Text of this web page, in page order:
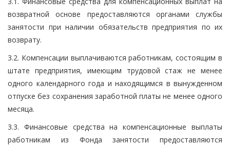
возвратной основе предоставляются органами службы
занятости при наличии обязательств предприятия по их
возврату.
3.2. Компенсации выплачиваются работникам, состоящим в
штате предприятия, имеющим трудовой стаж не менее
одного календарного года и находящимся в вынужденном
отпуске без сохранения заработной платы не менее одного
месяца.
3.3. Финансовые средства на компенсационные выплаты
работникам из Фонда занятости предоставляются